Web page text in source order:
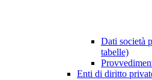
Dati società
tabelle)
Enti di diritto